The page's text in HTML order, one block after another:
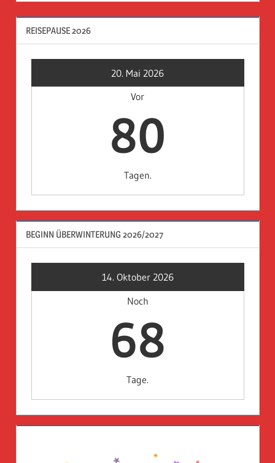
REISEPAUSE 2026
20. Mai 2026
Vor
80
Tagen.
BEGINN ÜBERWINTERUNG 2026/2027
14. Oktober 2026
Noch
68
Tage.